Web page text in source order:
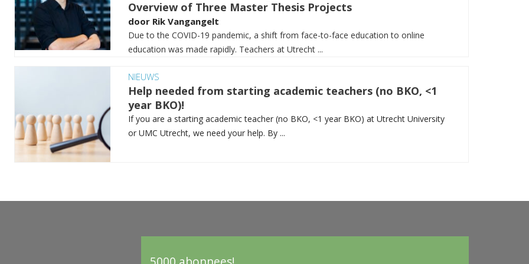
Overview of Three Master Thesis Projects
door Rik Vangangelt
Due to the COVID-19 pandemic, a shift from face-to-face education to online
education was made rapidly. Teachers at Utrecht ...
NIEUWS
Help needed from starting academic teachers (no BKO, <1
year BKO)!
If you are a starting academic teacher (no BKO, <1 year BKO) at Utrecht University
or UMC Utrecht, we need your help. By ...